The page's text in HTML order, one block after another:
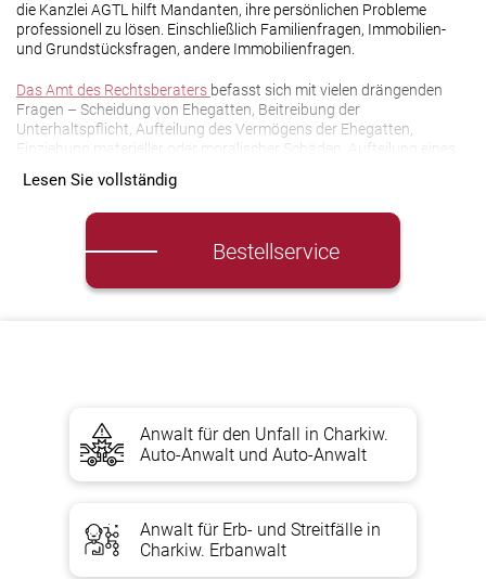
die Kanzlei AGTL hilft Mandanten, ihre persönlichen Probleme
professionell zu lösen. Einschließlich Familienfragen, Immobilien-
und Grundstücksfragen, andere Immobilienfragen.
Das Amt des Rechtsberaters befasst sich mit vielen drängenden
Fragen – Scheidung von Ehegatten, Beitreibung der
Unterhaltspflicht, Aufteilung des Vermögens der Ehegatten,
Einziehung materieller oder moralischer Schäden, Aufteilung eines
Anerkennung des Anspruchs auf Zwangserwerb, Kündigung des
der Handlungen der Polizei, Steuer- und Arbeitsaufsicht, Zoll und
Charkiw
DAS GEWÜNSCHTE ERGEBNIS
Lesen Sie vollständig
Bestellservice
Anwalt für den Unfall in Charkiw.
Auto-Anwalt und Auto-Anwalt
Anwalt für Erb- und Streitfälle in
Charkiw. Erbanwalt